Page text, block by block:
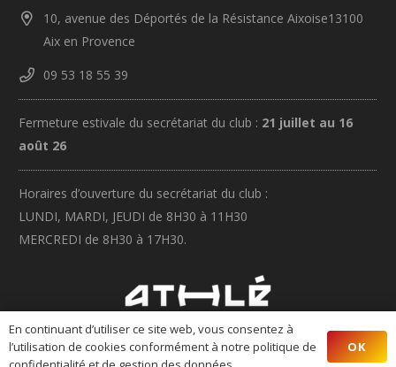
10, avenue des Déportés de la Résistance Aixoise13100
Aix en Provence
09 53 18 55 39
Fermeture estivale du secrétariat du club : 21 juillet au 16
août 26
Horaires d’ouverture du secrétariat du club :
LUNDI, MARDI, JEUDI de 8H30 à 11H30
MERCREDI de 8H30 à 17H30.
AIX ATHLÉ PROVENCE © 2020 designed by SRO MENTIONS LÉGALES
En continuant d’utiliser ce site web, vous consentez à
l’utilisation de cookies conformément à notre politique de
OK